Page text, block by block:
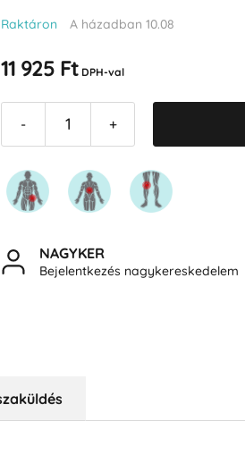
Raktáron A házadban 10.08
11 925 Ft DPH-val
- +
NAGYKER
Bejelentkezés nagykereskedelem